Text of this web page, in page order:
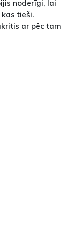
noderīgi, lai
tieši.
ar pēc tam